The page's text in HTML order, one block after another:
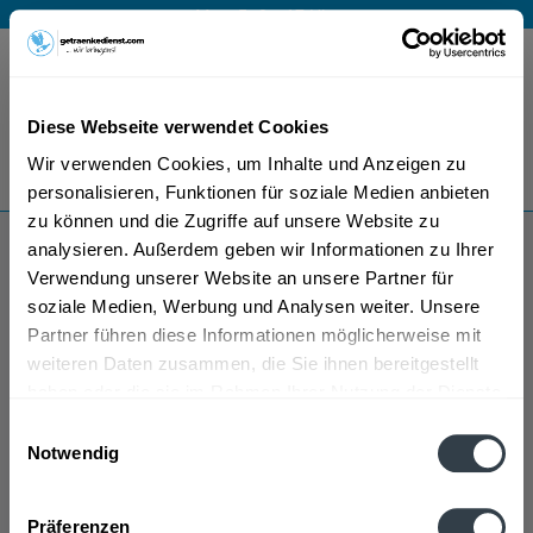
Diese Webseite verwendet Cookies
Wir verwenden Cookies, um Inhalte und Anzeigen zu
personalisieren, Funktionen für soziale Medien anbieten
zu können und die Zugriffe auf unsere Website zu
analysieren. Außerdem geben wir Informationen zu Ihrer
Verwendung unserer Website an unsere Partner für
soziale Medien, Werbung und Analysen weiter. Unsere
Partner führen diese Informationen möglicherweise mit
weiteren Daten zusammen, die Sie ihnen bereitgestellt
Notwendig
Präferenzen
Mo – Fr 9 – 17 Uhr
Menü
Bestellung widerrufen
Es gilt unsere Datenschutzerklärung
Palinka Barack
Palinka Barack wird in den folgenden Regionen,
Städten, Orten und Postleitzahl-Gebieten geliefert